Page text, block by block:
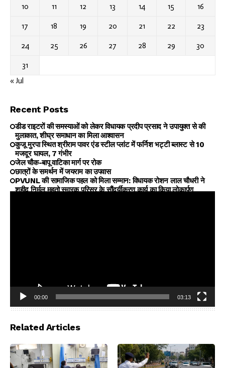
10 11 12 13 14 15 16
17 18 19 20 21 22 23
24 25 26 27 28 29 30
31
« Jul
Recent Posts
डीड राइटरों की समस्याओं को लेकर विधायक प्रदीप प्रसाद ने उपायुक्त से की
मुलाकात, शीघ्र समाधान का मिला आश्वासन
कुजू मुरपा स्थित श्रीराम पावर एंड स्टील प्लांट में फर्निश भट्टी ब्लास्ट से 10
मजदूर घायल, 7 गंभीर
जेल चौक-बापू वाटिका मार्ग पर रोक
छात्रों के समर्थन में जयराम का उपवास
PVUNL की सामाजिक पहल को मिला सम्मान: विधायक रोशन लाल चौधरी ने
शहीद निर्मल महतो स्मारक परिसर के सौंदर्यीकरण कार्य का किया लोकार्पण
Player
00:00 03:13
Related Articles